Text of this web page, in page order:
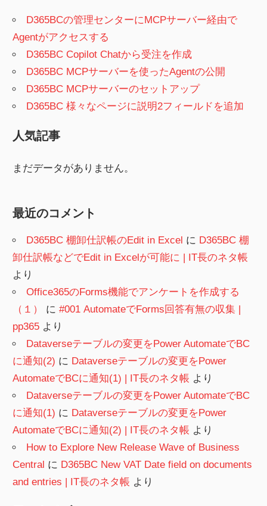
D365BCの管理センターにMCPサーバー経由で
Agentがアクセスする
D365BC Copilot Chatから受注を作成
D365BC MCPサーバーを使ったAgentの公開
D365BC MCPサーバーのセットアップ
D365BC 様々なページに説明2フィールドを追加
人気記事
まだデータがありません。
最近のコメント
D365BC 棚卸仕訳帳のEdit in Excel に D365BC 棚
卸仕訳帳などでEdit in Excelが可能に | IT長のネタ帳
より
Office365のForms機能でアンケートを作成する
（１）
に#001 AutomateでForms回答有無の収集 |
pp365 より
Dataverseテーブルの変更をPower AutomateでBC
に通知(2) に Dataverseテーブルの変更をPower
AutomateでBCに通知(1) | IT長のネタ帳 より
Dataverseテーブルの変更をPower AutomateでBC
に通知(1) に Dataverseテーブルの変更をPower
AutomateでBCに通知(2) | IT長のネタ帳 より
How to Explore New Release Wave of Business
Central に D365BC New VAT Date field on documents
and entries | IT長のネタ帳 より